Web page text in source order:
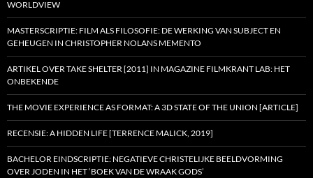
WORLDVIEW
MASTERSCRIPTIE: FILM ALS FILOSOFIE: DE WERKING VAN SUBJECT EN
GEHEUGEN IN CHRISTOPHER NOLANS MEMENTO
ARTIKEL OVER TAKE SHELTER [2011] IN MAGAZINE FILMKRANT LAB: HET
ONBEKENDE
THE MOVIE EXPERIENCE AS FORMAT: A 3D STATE OF THE UNION [ARTICLE]
RECENSIE: A HIDDEN LIFE [TERRENCE MALICK, 2019]
BACHELOR EINDSCRIPTIE: NEGATIEVE CHRISTELIJKE BEELDVORMING
OVER JODEN IN HET ‘BOEK VAN DE WRAAK GODS’